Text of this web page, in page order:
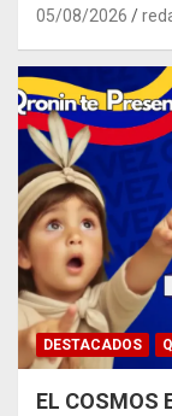
05/08/2026
DESTACADOS
EL COSMOS